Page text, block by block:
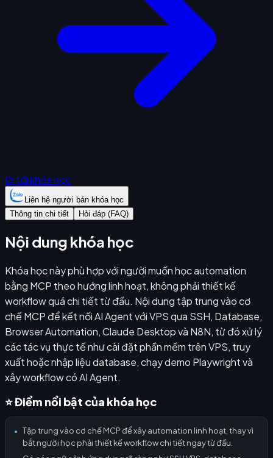
Đi tới khóa học
Liên hệ người bán khóa học
Thông tin chi tiết
Hỏi đáp (FAQ)
Nội dung khóa học
Khóa học này phù hợp với người muốn học automation
bằng MCP theo hướng linh hoạt, không phải thiết kế
workflow quá chi tiết từ đầu. Nội dung tập trung vào cơ
chế MCP để kết nối AI Agent với VPS qua SSH, Database,
Browser Automation, Claude Desktop và N8N, từ đó xử lý
các tác vụ thực tế như cài đặt phần mềm trên VPS, truy
xuất hoặc nhập liệu database, chạy demo Playwright và
xây workflow có AI Agent.
⭐ Điểm nổi bật của khóa học
●
Tập trung vào cơ chế MCP để xây automation linh hoạt, thay vì
bắt người học phải thiết kế workflow chi tiết ngay từ đầu.